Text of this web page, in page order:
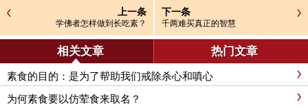
上一条
学佛者怎样做到长吃素？
下一条
千两难买真正的智慧
相关文章 热门文章
素食的目的：是为了帮助我们戒除杀心和嗔心
为何素食要以仿荤食来取名？